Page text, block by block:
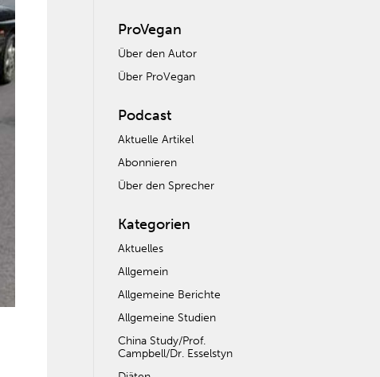
ProVegan
Über den Autor
Über ProVegan
Podcast
Aktuelle Artikel
Abonnieren
Über den Sprecher
Kategorien
Aktuelles
Allgemein
Allgemeine Berichte
Allgemeine Studien
China Study/Prof.
Campbell/Dr. Esselstyn